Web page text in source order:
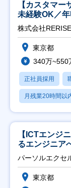
【カスタマ
未経験OK／
株式会社RERISE
東京都
340万~550
正社員採用
月残業20時間以
【ICTエンジ
るエンジニア
パーソルエクセ
東京都